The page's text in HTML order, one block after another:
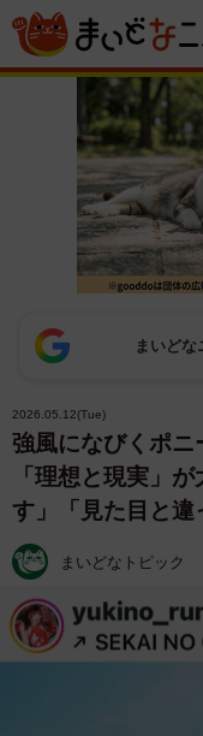
まいど
2026.05.12(Tue)
強風になびくポ
「理想と現実」
す」「見た目と違
まいどなトピック